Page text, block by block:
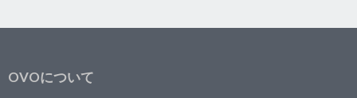
OVOについて